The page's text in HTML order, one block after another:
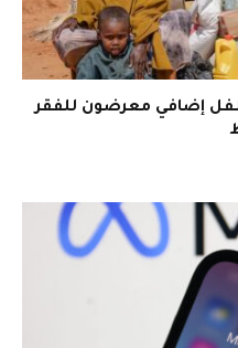
من 23 مليون طفل إضافي معرضون للفقر